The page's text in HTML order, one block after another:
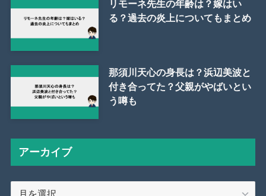
リモーネ先生の年齢は？嫁はい
る？過去の炎上についてもまとめ
那須川天心の身長は？浜辺美波と
付き合ってた？父親がやばいとい
う噂も
アーカイブ